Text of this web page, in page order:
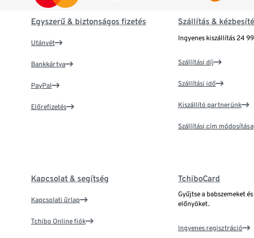
Egyszerű & biztonságos fizetés
Utánvét
Bankkártya
PayPal
Előrefizetés
Szállítás &
Ingyenes kiszállítás 24
Szállítási díj
Szállítási idő
Kiszállító partnerünk
Szállítási cím módosítása
Kapcsolat & segítség
Kapcsolati űrlap
Tchibo Online fiók
TchiboCard
Gyűjtse a babszemeket
előnyöket.
Ingyenes regisztráció